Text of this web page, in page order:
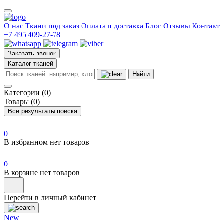
О нас Ткани под заказ Оплата и доставка Блог Отзывы
+7 495 409-27-78
Заказать звонок
Каталог тканей
Найти
Категории (0)
Товары (0)
Все результаты поиска
0
В избранном нет товаров
0
В корзине нет товаров
Перейти в личный кабинет
New